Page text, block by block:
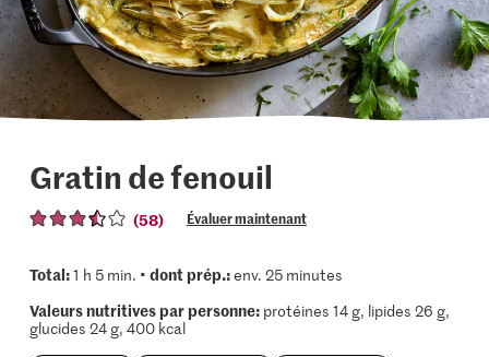
Gratin de fenouil
(58) Évaluer maintenant
Total:1 h 5 min. • dont prép.:env. 25 minutes
Valeurs nutritives par personne:protéines 14 g, lipides 26 g,
glucides 24 g, 400 kcal